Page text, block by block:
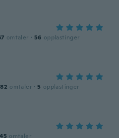
omtaler · 56 opplastinger
omtaler · 5 opplastinger
omtaler